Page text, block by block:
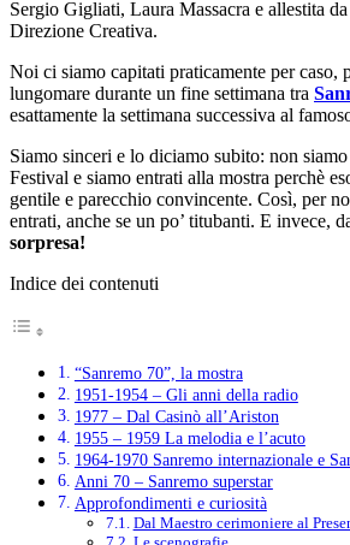
Sergio Gigliati, Laura Massacra e allestita
Direzione Creativa.
Noi ci siamo capitati praticamente per caso,
lungomare durante un fine settimana tra
esattamente la settimana successiva al
Siamo sinceri e lo diciamo subito: non
Festival e siamo entrati alla mostra perchè
gentile e parecchio convincente. Così, per
entrati, anche se un po’ titubanti. E invece,
sorpresa!
Indice dei contenuti
“Sanremo 70”, la mostra
1951-1954 – Gli anni della radio
1977 – Dal Casinò all’Ariston
1955 – 1959 La melodia e l’acuto
1964-1970 Sanremo internazionale e
Anni 70 – Sanremo superstar
Approfondimenti e curiosità
Dal Maestro cerimoniere al